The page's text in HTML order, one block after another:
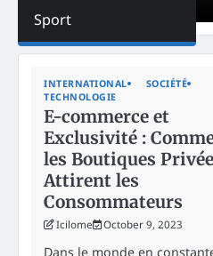
Sport
INTERNATIONAL
SOCIÉTÉ
TECHNOLOGIE
E-commerce et
Exclusivité :
les Boutiques
Attirent les
Consommateurs
Icilome October 9, 2023
Dans le monde en